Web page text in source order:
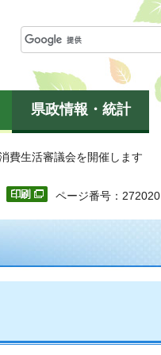
県政情報・統計
費生活審議会を開催します
ページ番号：272020